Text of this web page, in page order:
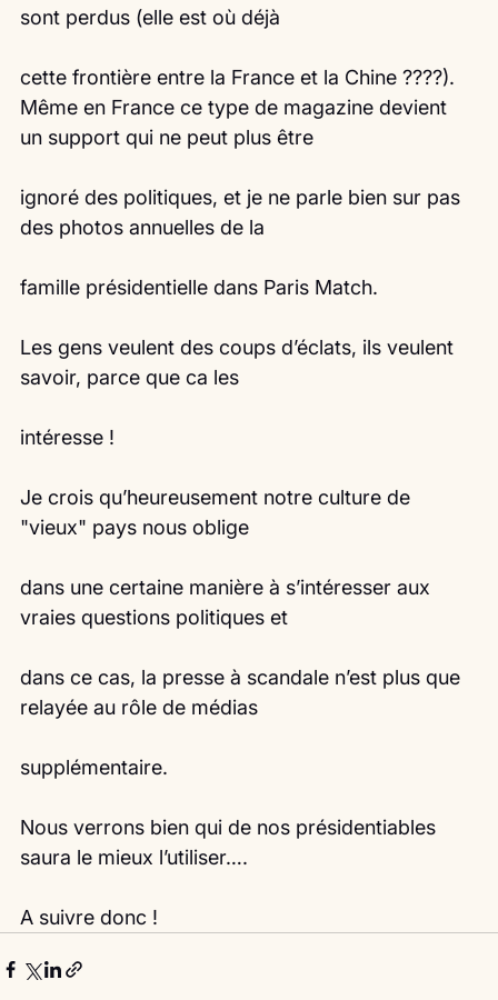
sont perdus (elle est où déjà
cette frontière entre la France et la Chine ????).
Même en France ce type de magazine devient
un support qui ne peut plus être
ignoré des politiques, et je ne parle bien sur pas
des photos annuelles de la
famille présidentielle dans Paris Match.
Les gens veulent des coups d’éclats, ils veulent
savoir, parce que ca les
intéresse !
Je crois qu’heureusement notre culture de
"vieux" pays nous oblige
dans une certaine manière à s’intéresser aux
vraies questions politiques et
dans ce cas, la presse à scandale n’est plus que
relayée au rôle de médias
supplémentaire.
Nous verrons bien qui de nos présidentiables
saura le mieux l’utiliser….
A suivre donc !